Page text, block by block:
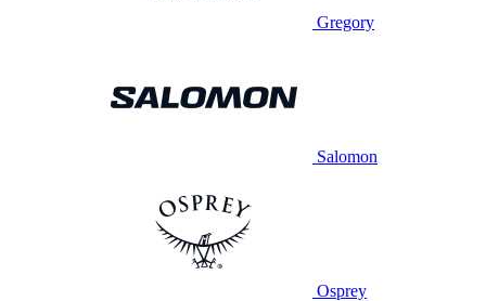
Gregory
Salomon
Osprey